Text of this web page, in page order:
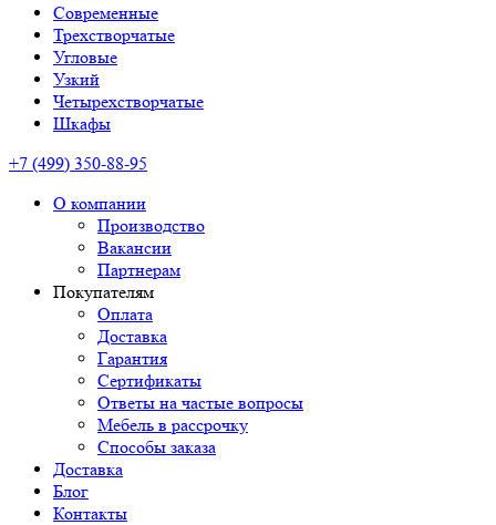
Современные
Трехстворчатые
Угловые
Узкий
Четырехстворчатые
Шкафы
+7 (499) 350-88-95
О компании
Производство
Вакансии
Партнерам
Покупателям
Оплата
Доставка
Гарантия
Сертификаты
Ответы на частые вопросы
Мебель в рассрочку
Способы заказа
Доставка
Блог
Контакты